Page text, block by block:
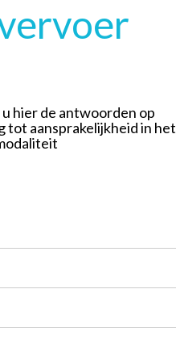
hier de antwoorden op
tot aansprakelijkheid in het